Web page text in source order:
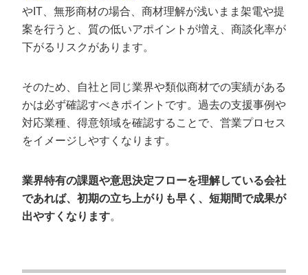
やIT、無形商材の場合、商材理解が浅いまま架電や提
案を行うと、質の低いアポイントが増え、商談化率が
下がるリスクがあります。
そのため、自社と同じ業界や類似商材での実績がある
かは必ず確認すべきポイントです。過去の支援事例や
対応業種、得意領域を確認することで、営業プロセス
をイメージしやすくなります。
業界特有の課題や意思決定フローを理解している会社
であれば、初期の立ち上がりも早く、短期間で成果が
出やすくなります。